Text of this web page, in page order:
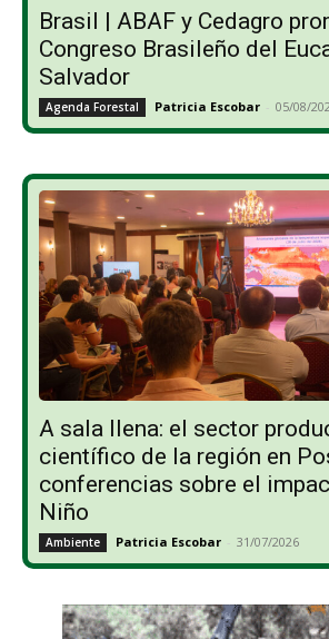
Brasil | ABAF y Cedagro
Congreso Brasileño del
Salvador
Agenda Forestal Patricia Escobar - 05/08/
A sala llena: el sector
científico de la región en
conferencias sobre el
Niño
Ambiente Patricia Escobar - 31/07/2026